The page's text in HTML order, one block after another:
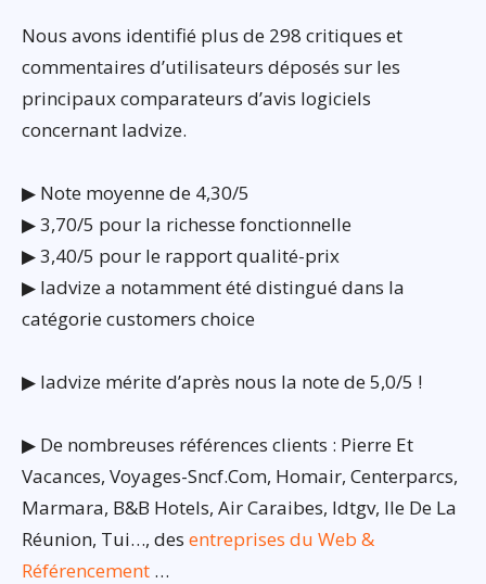
Nous avons identifié plus de 298 critiques et
commentaires d’utilisateurs déposés sur les
principaux comparateurs d’avis logiciels
concernant Iadvize.
▶ Note moyenne de 4,30/5
▶ 3,70/5 pour la richesse fonctionnelle
▶ 3,40/5 pour le rapport qualité-prix
▶ Iadvize a notamment été distingué dans la
catégorie customers choice
▶ Iadvize mérite d’après nous la note de 5,0/5 !
▶ De nombreuses références clients : Pierre Et
Vacances, Voyages-Sncf.Com, Homair, Centerparcs,
Marmara, B&B Hotels, Air Caraibes, Idtgv, Ile De La
Réunion, Tui…, des entreprises du Web &
Référencement …